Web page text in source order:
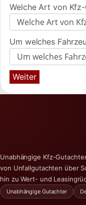
Welche Art von
Um welches
Weiter
Unabhängige Kfz-
von Unfallgutachten über
hin zu Wert- und
Unabhängige Gutachter